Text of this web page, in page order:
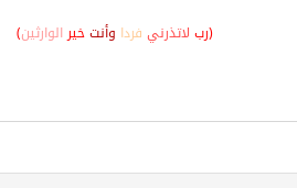
(رب لاتذرني فردا وأنتخير الوارثين)